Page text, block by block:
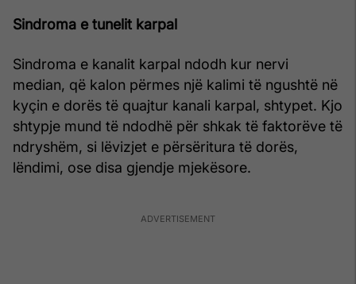
Sindroma e tunelit karpal
Sindroma e kanalit karpal ndodh kur nervi
median, që kalon përmes një kalimi të ngushtë në
kyçin e dorës të quajtur kanali karpal, shtypet. Kjo
shtypje mund të ndodhë për shkak të faktorëve të
ndryshëm, si lëvizjet e përsëritura të dorës,
lëndimi, ose disa gjendje mjekësore.